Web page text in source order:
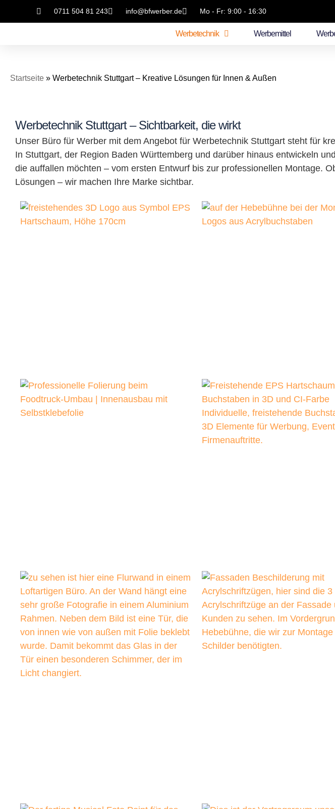
0711 504 81 243 info@bfwerber.de Mo - Fr: 9:00 - 16:30
Werbetechnik Werbemittel
Startseite » Werbetechnik Stuttgart – Kreative Lösungen für Innen & Außen
Werbetechnik Stuttgart – Sichtbarkeit, die wirkt
Unser Büro für Werber mit dem Angebot für Werbetechnik Stuttgart steht für
In Stuttgart, der Region Baden Württemberg und darüber hinaus entwickeln
die auffallen möchten – vom ersten Entwurf bis zur professionellen Montage.
Lösungen – wir machen Ihre Marke sichtbar.